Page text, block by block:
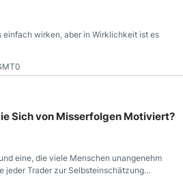
einfach wirken, aber in Wirklichkeit ist es
Sich von Misserfolgen Motiviert?
eine, die viele Menschen unangenehm
jeder Trader zur Selbsteinschätzung